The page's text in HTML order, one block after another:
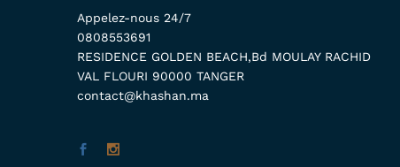
Appelez-nous 24/7
0808553691
RESIDENCE GOLDEN BEACH,Bd MOULAY RACHID
VAL FLOURI 90000 TANGER
contact@khashan.ma